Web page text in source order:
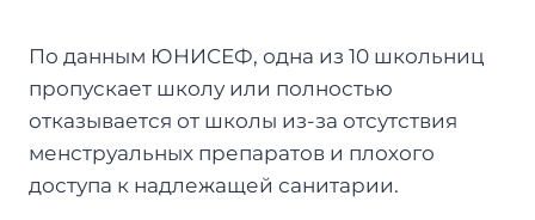
По данным ЮНИСЕФ, одна из 10 школьниц
пропускает школу или полностью
отказывается от школы из-за отсутствия
менструальных препаратов и плохого
доступа к надлежащей санитарии.